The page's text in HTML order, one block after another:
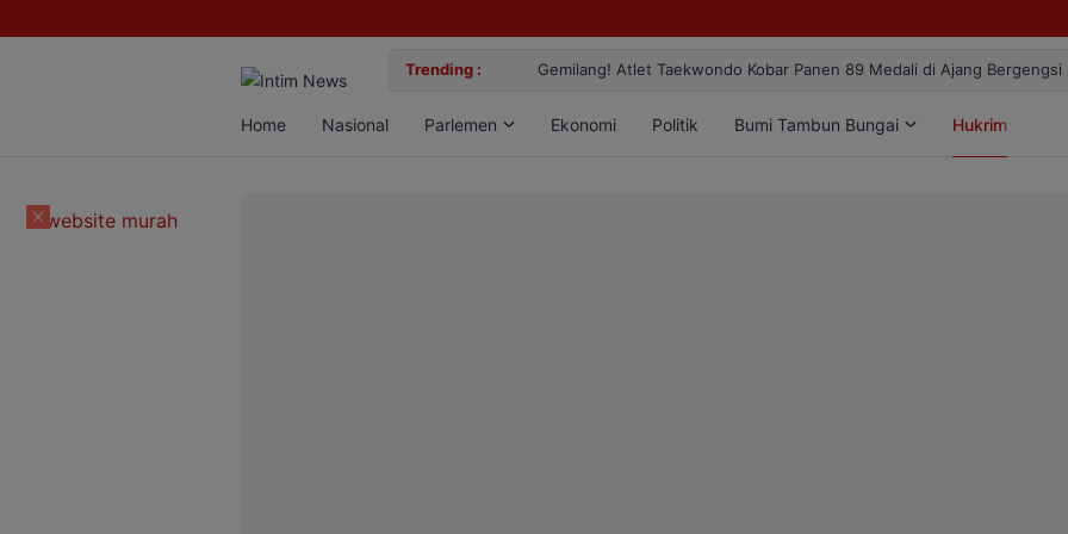
Trending : Gemilang! Atlet Taekwondo Kobar Panen 89 Medali di Ajang Bergengsi
Home Nasional Parlemen Ekonomi Politik Bumi Tambun Bungai Hukrim